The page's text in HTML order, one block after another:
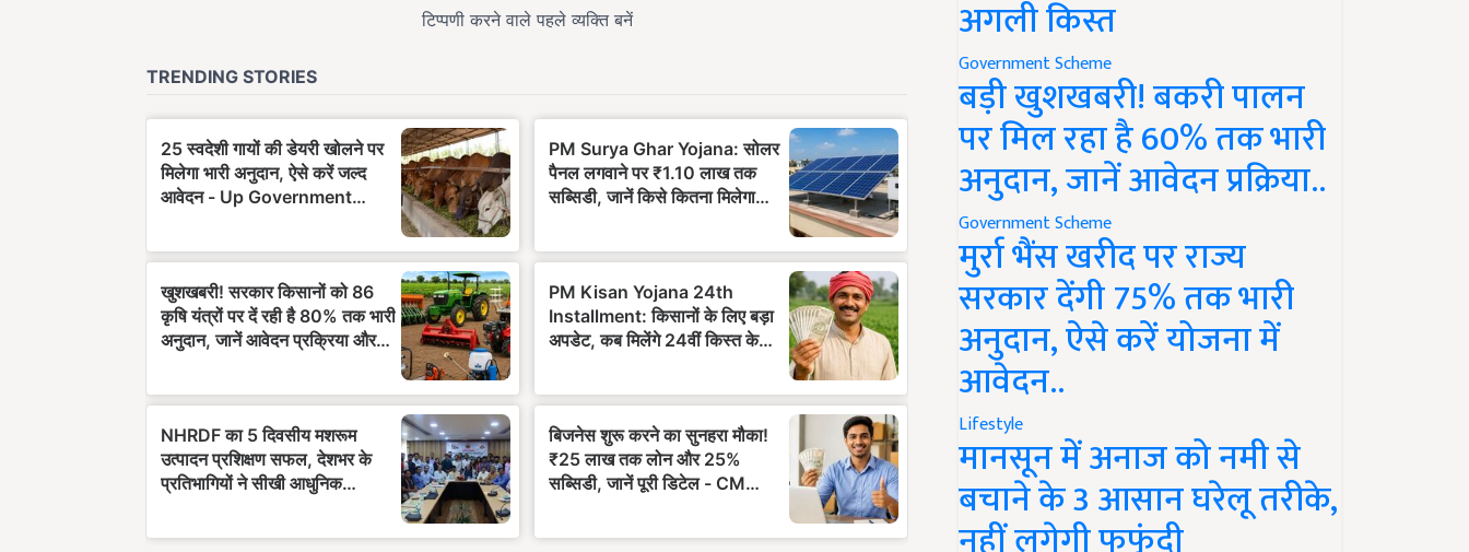
अगली किस्त
Government Scheme
बड़ी खुशखबरी! बकरी पालन
पर मिल रहा है 60% तक भारी
अनुदान, जानें आवेदन प्रक्रिया..
Government Scheme
मुर्रा भैंस खरीद पर राज्य
सरकार देंगी 75% तक भारी
अनुदान, ऐसे करें योजना में
आवेदन..
Lifestyle
मानसून में अनाज को नमी से
बचाने के 3 आसान घरेलू तरीके,